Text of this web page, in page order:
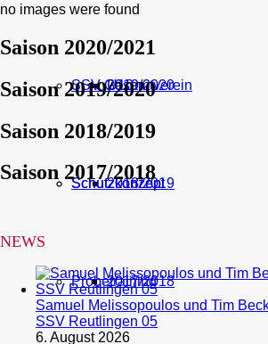
U10
Schutzkonzept
Probetraining
2019/2020
2018/2019
2017/2018
SSV Gesamtverein
Schutzkonzept
no images were found
Saison 2020/2021
Saison 2019/2020
Saison 2018/2019
Saison 2017/2018
NEWS
Samuel Melissopoulos und Tim
SSV Reutlingen 05
6. August 2026